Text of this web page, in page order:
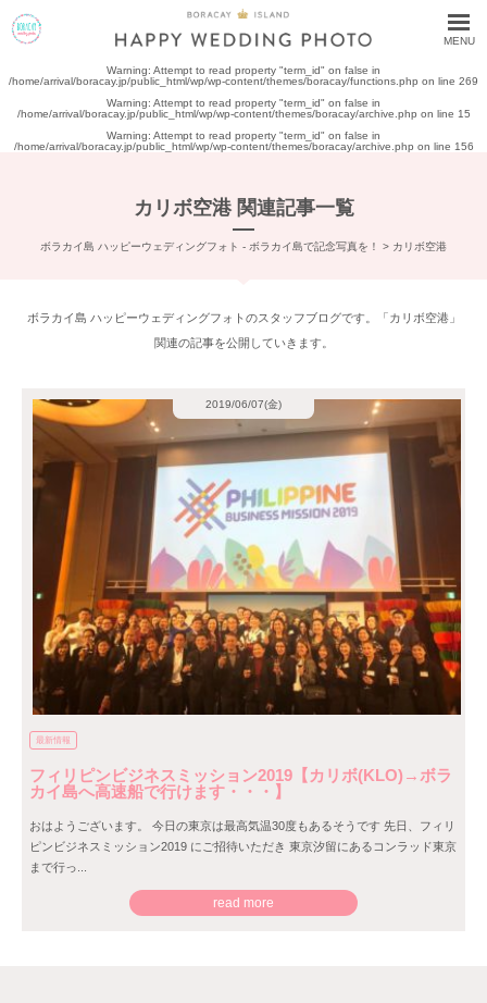
MENU
Warning: Attempt to read property "term_id" on false in
/home/arrival/boracay.jp/public_html/wp/wp-content/themes/boracay/functions.php on line 269
Warning: Attempt to read property "term_id" on false in
/home/arrival/boracay.jp/public_html/wp/wp-content/themes/boracay/archive.php on line 15
Warning: Attempt to read property "term_id" on false in
/home/arrival/boracay.jp/public_html/wp/wp-content/themes/boracay/archive.php on line 156
カリボ空港 関連記事一覧
ボラカイ島 ハッピーウェディングフォト - ボラカイ島で記念写真を！ > カリボ空港
ボラカイ島 ハッピーウェディングフォトのスタッフブログです。「カリボ空港」
関連の記事を公開していきます。
最新情報
フィリピンビジネスミッション2019【カリボ(KLO)→ボラ
カイ島へ高速船で行けます・・・】
おはようございます。 今日の東京は最高気温30度もあるそうです 先日、フィリ
ピンビジネスミッション2019 にご招待いただき 東京汐留にあるコンラッド東京
まで行っ...
read more
2019/06/07(金)